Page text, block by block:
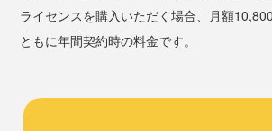
ライセンスを購入いただく場合、月額10,800
ともに年間契約時の料金です。